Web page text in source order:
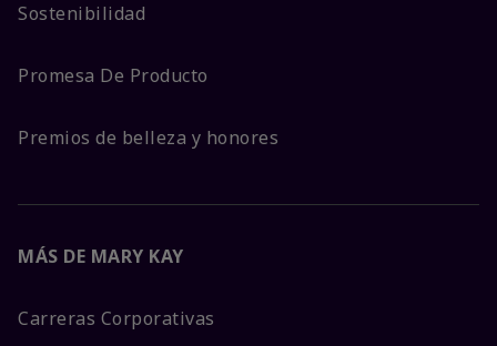
Sostenibilidad
Promesa De Producto
Premios de belleza y honores
MÁS DE MARY KAY
Carreras Corporativas